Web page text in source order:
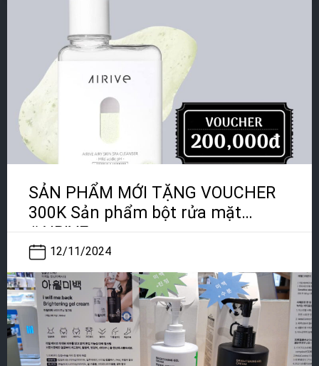
SẢN PHẨM MỚI TẶNG VOUCHER
300K Sản phẩm bột rửa mặt
#AIRIVE
12/11/2024